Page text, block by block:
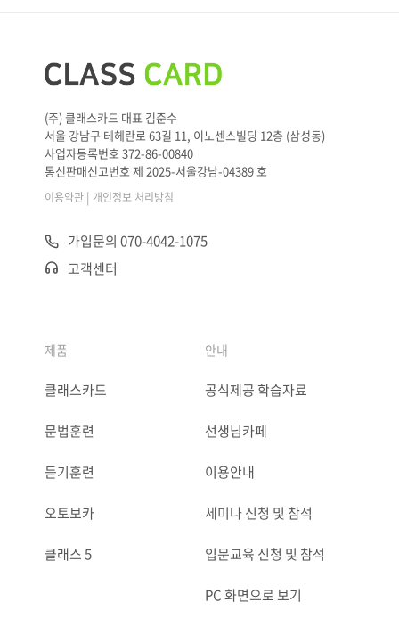
(주) 클래스카드 대표 김준수
서울 강남구 테헤란로 63길 11, 이노센스빌딩 12층 (삼성동)
사업자등록번호 372-86-00840
통신판매신고번호 제 2025-서울강남-04389 호
이용약관 | 개인정보 처리방침
가입문의 070-4042-1075
고객센터
제품
클래스카드
문법훈련
듣기훈련
오토보카
클래스 5
안내
공식제공 학습자료
선생님카페
이용안내
세미나 신청 및 참석
입문교육 신청 및 참석
PC 화면으로 보기